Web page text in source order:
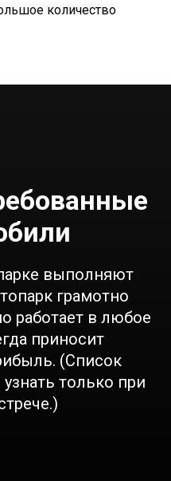
количество
выполняют
грамотно
работает в любое
приносит
(Список
только при